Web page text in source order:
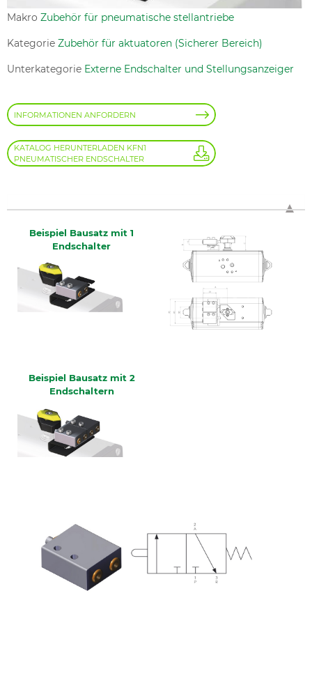
Makro Zubehör für pneumatische stellantriebe
Kategorie Zubehör für aktuatoren (Sicherer Bereich)
Unterkategorie Externe Endschalter und Stellungsanzeiger
INFORMATIONEN ANFORDERN
KATALOG HERUNTERLADEN KFN1
PNEUMATISCHER ENDSCHALTER
Beispiel Bausatz mit 1
Endschalter
Beispiel Bausatz mit 2
Endschaltern